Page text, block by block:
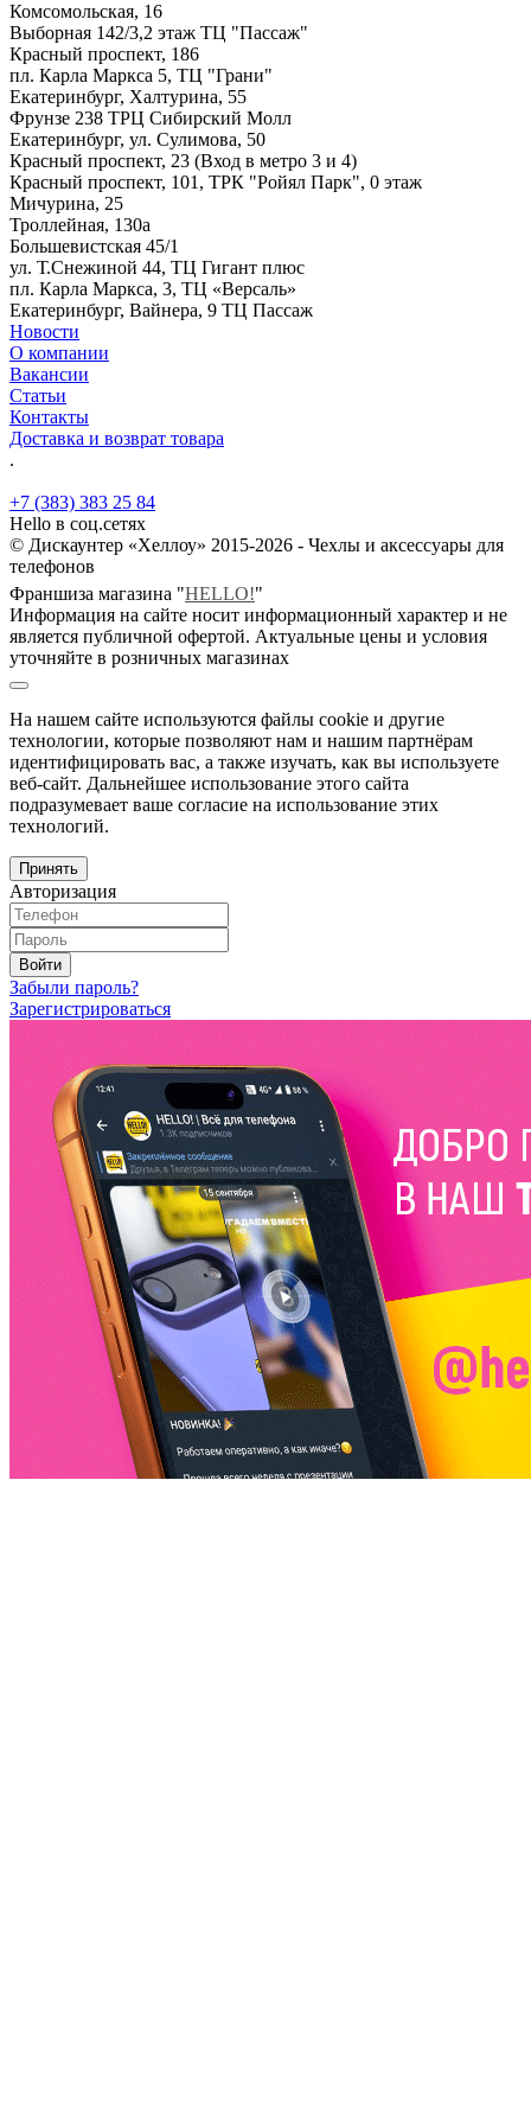
Комсомольская, 16
Выборная 142/3,2 этаж ТЦ "Пассаж"
Красный проспект, 186
пл. Карла Маркса 5, ТЦ "Грани"
Екатеринбург, Халтурина, 55
Фрунзе 238 ТРЦ Сибирский Молл
Екатеринбург, ул. Сулимова, 50
Красный проспект, 23 (Вход в метро 3 и 4)
Красный проспект, 101, ТРК "Ройял Парк", 0 этаж
Мичурина, 25
Троллейная, 130а
Большевистская 45/1
ул. Т.Снежиной 44, ТЦ Гигант плюс
пл. Карла Маркса, 3, ТЦ «Версаль»
Екатеринбург, Вайнера, 9 ТЦ Пассаж
Новости
О компании
Вакансии
Статьи
Контакты
Доставка и возврат товара
.
+7 (383) 383 25 84
Hello в соц.сетях
© Дискаунтер «Хеллоу» 2015-2026 - Чехлы и аксессуары для
телефонов
Франшиза магазина "HELLO!"
Информация на сайте носит информационный характер и не
является публичной офертой. Актуальные цены и условия
уточняйте в розничных магазинах
На нашем сайте используются файлы cookie и другие
технологии, которые позволяют нам и нашим партнёрам
идентифицировать вас, а также изучать, как вы используете
веб-сайт. Дальнейшее использование этого сайта
подразумевает ваше согласие на использование этих
технологий.
Принять
Авторизация
Войти
Забыли пароль?
Зарегистрироваться